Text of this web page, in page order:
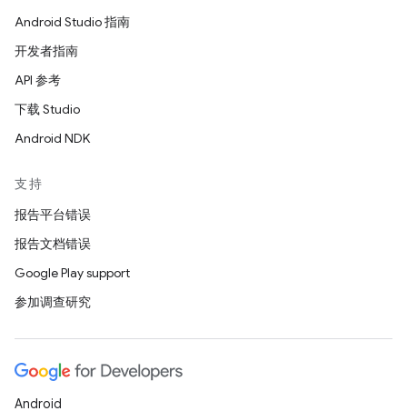
Android Studio 指南
开发者指南
API 参考
下载 Studio
Android NDK
支持
报告平台错误
报告文档错误
Google Play support
参加调查研究
Android